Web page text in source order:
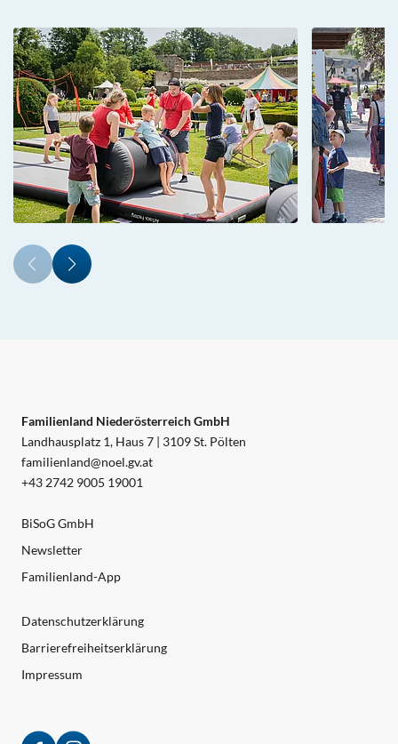
Familienland Niederösterreich GmbH
Landhausplatz 1, Haus 7 | 3109 St. Pölten
familienland@noel.gv.at
+43 2742 9005 19001
BiSoG GmbH
Newsletter
Familienland-App
Datenschutzerklärung
Barrierefreiheitserklärung
Impressum